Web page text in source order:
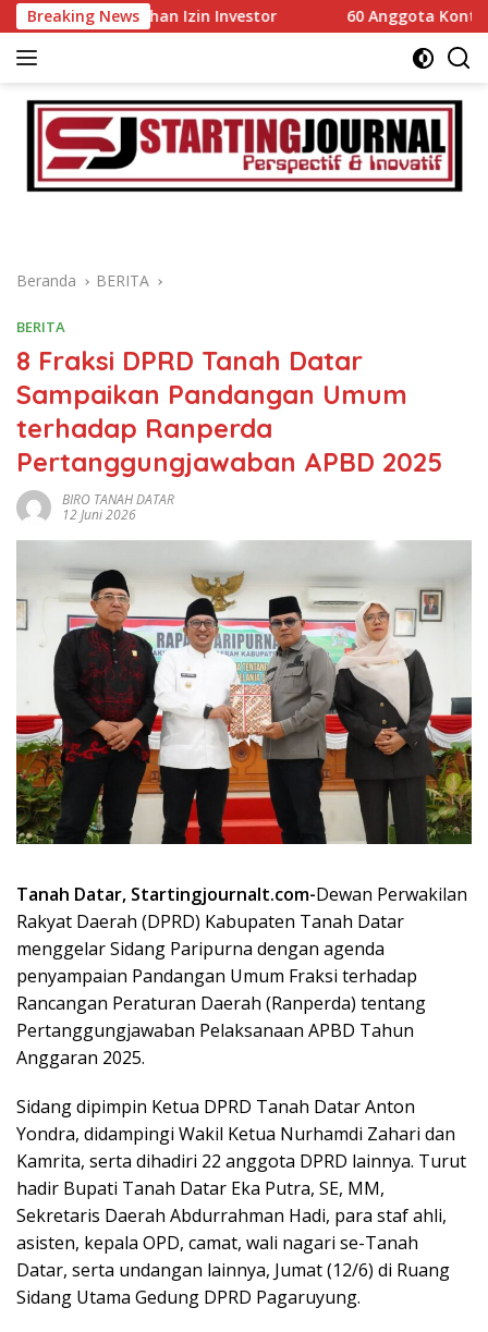
Langsung
ke
konten
Breaking News
Izin Investor 60 Anggota Kontingen Kwarcab
Beranda BERITA
BERITA
8 Fraksi DPRD Tanah Datar
Sampaikan Pandangan Umum
terhadap Ranperda
Pertanggungjawaban APBD 2025
BIRO TANAH DATAR
12 Juni 2026
Tanah Datar, Startingjournalt.com-Dewan Perwakilan
Rakyat Daerah (DPRD) Kabupaten Tanah Datar
menggelar Sidang Paripurna dengan agenda
penyampaian Pandangan Umum Fraksi terhadap
Rancangan Peraturan Daerah (Ranperda) tentang
Pertanggungjawaban Pelaksanaan APBD Tahun
Anggaran 2025.
Sidang dipimpin Ketua DPRD Tanah Datar Anton
Yondra, didampingi Wakil Ketua Nurhamdi Zahari dan
Kamrita, serta dihadiri 22 anggota DPRD lainnya. Turut
hadir Bupati Tanah Datar Eka Putra, SE, MM,
Sekretaris Daerah Abdurrahman Hadi, para staf ahli,
asisten, kepala OPD, camat, wali nagari se-Tanah
Datar, serta undangan lainnya, Jumat (12/6) di Ruang
Sidang Utama Gedung DPRD Pagaruyung.